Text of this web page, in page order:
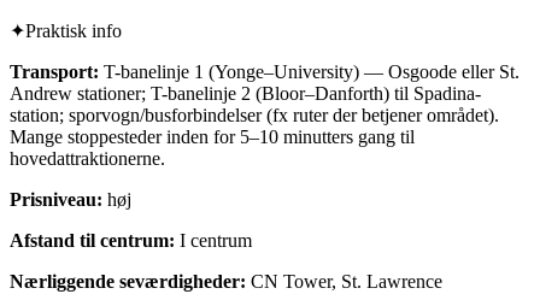
✦Praktisk info
Transport: T-banelinje 1 (Yonge–University) — Osgoode eller St.
Andrew stationer; T-banelinje 2 (Bloor–Danforth) til Spadina-
station; sporvogn/busforbindelser (fx ruter der betjener området).
Mange stoppesteder inden for 5–10 minutters gang til
hovedattraktionerne.
Prisniveau: høj
Afstand til centrum: I centrum
Nærliggende seværdigheder: CN Tower, St. Lawrence